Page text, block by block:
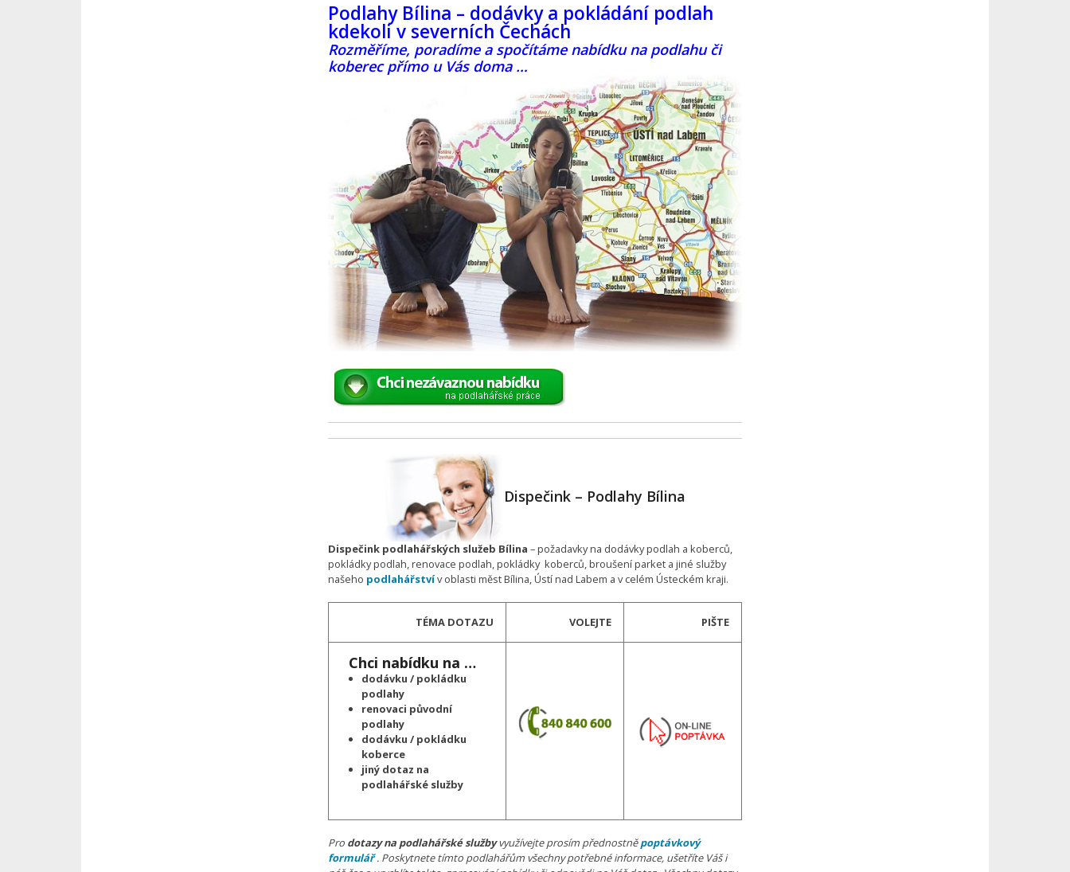
Podlahy Bílina – dodávky a pokládání podlah
kdekoli v severních Čechách
Rozměříme, poradíme a spočítáme nabídku na podlahu či
koberec přímo u Vás doma …
Dispečink – Podlahy Bílina
Dispečink podlahářských služeb Bílina – požadavky na dodávky podlah a koberců,
pokládky podlah, renovace podlah, pokládky koberců, broušení parket a jiné služby
našeho podlahářstvív oblasti měst Bílina, Ústí nad Labem a v celém Ústeckém kraji.
TÉMA DOTAZU VOLEJTE PIŠTE
Chci nabídku na …
dodávku / pokládku
podlahy
renovaci původní
podlahy
dodávku / pokládku
koberce
jiný dotaz na
podlahářské služby
Pro dotazy na podlahářské službyvyužívejte prosím přednostněpoptávkový
formulář. Poskytnete tímto podlahářům všechny potřebné informace, ušetříte Váš i